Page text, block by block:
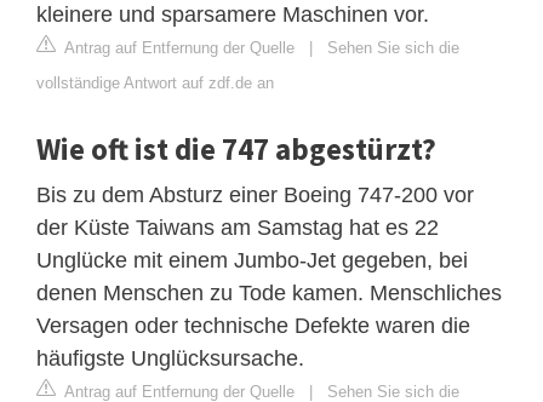
kleinere und sparsamere Maschinen vor.
Antrag auf Entfernung der Quelle | Sehen Sie sich die
vollständige Antwort auf zdf.de an
Wie oft ist die 747 abgestürzt?
Bis zu dem Absturz einer Boeing 747-200 vor
der Küste Taiwans am Samstag hat es 22
Unglücke mit einem Jumbo-Jet gegeben, bei
denen Menschen zu Tode kamen. Menschliches
Versagen oder technische Defekte waren die
häufigste Unglücksursache.
Antrag auf Entfernung der Quelle | Sehen Sie sich die